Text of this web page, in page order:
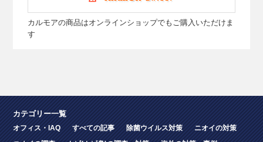
カルモアの商品はオンラインショップでもご購入いただけま
す
カテゴリー一覧
オフィス・IAQ すべての記事 除菌ウイルス対策
ニオイの対策